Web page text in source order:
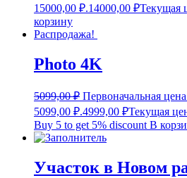
15000,00 ₽.14000,00 ₽Текущая
корзину
Распродажа!
Photo 4K
5099,00₽ Первоначальная цена
5099,00 ₽.4999,00 ₽Текущая
Buy 5 to get 5% discount В
Участок в Новом